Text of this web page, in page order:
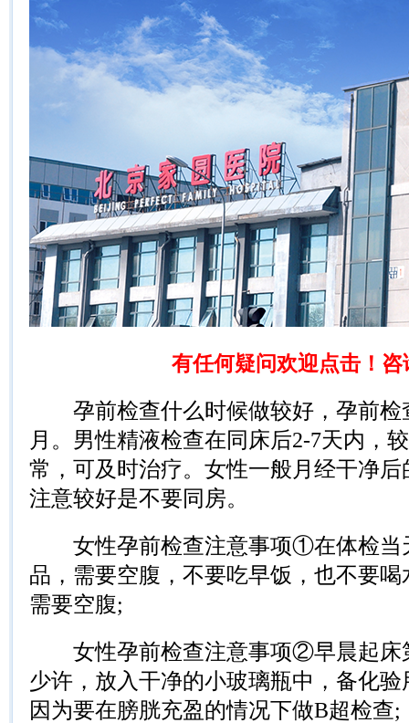
有任何疑问欢迎点击！咨
孕前检查什么时候做较好，孕前检
月。男性精液检查在同床后2-7天内，
常，可及时治疗。女性一般月经干净
注意较好是不要同房。
女性孕前检查注意事项①在体检当
品，需要空腹，不要吃早饭，也不要
需要空腹;
女性孕前检查注意事项②早晨起床
少许，放入干净的小玻璃瓶中，备化
因为要在膀胱充盈的情况下做B超检查;